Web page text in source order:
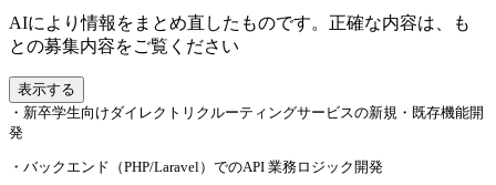
AIにより情報をまとめ直したものです。正確な内容は、も
との募集内容をご覧ください
表示する
・新卒学生向けダイレクトリクルーティングサービスの新規・既存機能開
発
・バックエンド（PHP/Laravel）でのAPI 業務ロジック開発